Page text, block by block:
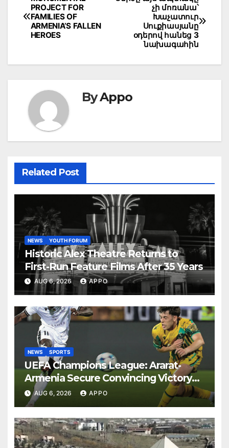
navigation
չի մոռանա՝
Խաչատուր
Սուքիասյանը
օդերով հանեց 3
նախագահին
PROJECT FOR
FAMILIES OF
ARMENIA’S FALLEN
HEROES
ByAppo
Related Post
NEWS YOUTH FORUM
Historic Alex Theatre Returns to
First-Run Feature Films After 35 Years
AUG 6, 2026 APPO
NEWS SPORTS
UEFA Champions League: Ararat-
Armenia Secure Convincing Victory
Over Shamrock Rovers 2-0
AUG 6, 2026 APPO